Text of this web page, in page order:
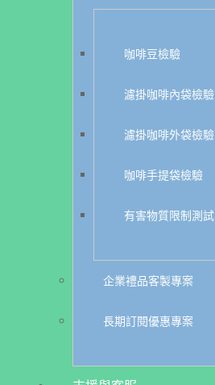
咖啡豆檢驗
濾掛咖啡內袋檢驗
濾掛咖啡外袋檢驗
咖啡手提袋檢驗
有害物質限制測試
企業禮品客製專案
長期訂閱優惠專案